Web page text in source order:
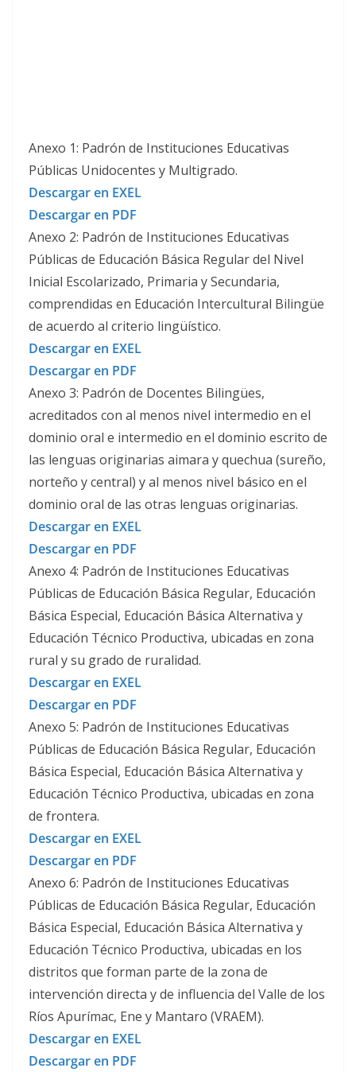
Anexo 1: Padrón de Instituciones Educativas
Públicas Unidocentes y Multigrado.
Descargar en EXEL
Descargar en PDF
Anexo 2: Padrón de Instituciones Educativas
Públicas de Educación Básica Regular del Nivel
Inicial Escolarizado, Primaria y Secundaria,
comprendidas en Educación Intercultural Bilingüe
de acuerdo al criterio lingüístico.
Descargar en EXEL
Descargar en PDF
Anexo 3: Padrón de Docentes Bilingües,
acreditados con al menos nivel intermedio en el
dominio oral e intermedio en el dominio escrito de
las lenguas originarias aimara y quechua (sureño,
norteño y central) y al menos nivel básico en el
dominio oral de las otras lenguas originarias.
Descargar en EXEL
Descargar en PDF
Anexo 4: Padrón de Instituciones Educativas
Públicas de Educación Básica Regular, Educación
Básica Especial, Educación Básica Alternativa y
Educación Técnico Productiva, ubicadas en zona
rural y su grado de ruralidad.
Descargar en EXEL
Descargar en PDF
Anexo 5: Padrón de Instituciones Educativas
Públicas de Educación Básica Regular, Educación
Básica Especial, Educación Básica Alternativa y
Educación Técnico Productiva, ubicadas en zona
de frontera.
Descargar en EXEL
Descargar en PDF
Anexo 6: Padrón de Instituciones Educativas
Públicas de Educación Básica Regular, Educación
Básica Especial, Educación Básica Alternativa y
Educación Técnico Productiva, ubicadas en los
distritos que forman parte de la zona de
intervención directa y de influencia del Valle de los
Ríos Apurímac, Ene y Mantaro (VRAEM).
Descargar en EXEL
Descargar en PDF